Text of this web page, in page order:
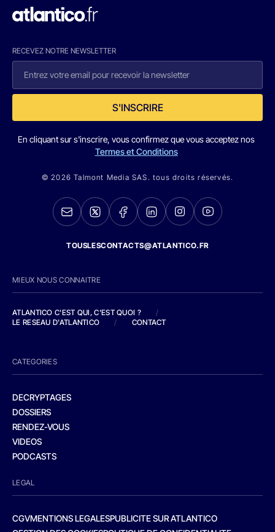
RECEVEZ NOTRE NEWSLETTER
S'INSCRIRE
En cliquant sur s'inscrire, vous confirmez que vous acceptez nos
Termes et Conditions
© 2026 Talmont Media SAS. tous droits réservés.
TOUSLESCONTACTS@ATLANTICO.FR
MIEUX NOUS CONNAITRE
ATLANTICO C'EST QUI, C'EST QUOI ?
/
LE RESEAU D'ATLANTICO
/ CONTACT
CATEGORIES
DECRYPTAGES
DOSSIERS
RENDEZ-VOUS
VIDEOS
PODCASTS
LEGAL
CGVMENTIONS LEGALESPUBLICITE SUR ATLANTICO